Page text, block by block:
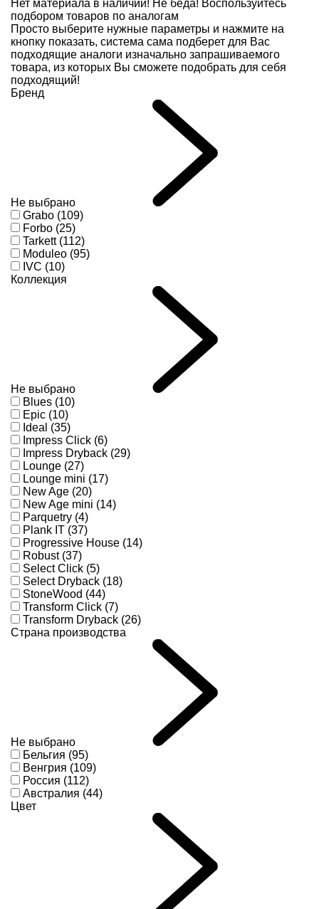
Нет материала в наличии! Не беда! Воспользуйтесь
подбором товаров по аналогам
Просто выберите нужные параметры и нажмите на
кнопку показать, система сама подберет для Вас
подходящие аналоги изначально запрашиваемого
товара, из которых Вы сможете подобрать для себя
подходящий!
Бренд
Не выбрано
Grabo (109)
Forbo (25)
Tarkett (112)
Moduleo (95)
IVC (10)
Коллекция
Не выбрано
Blues (10)
Epic (10)
Ideal (35)
Impress Click (6)
Impress Dryback (29)
Lounge (27)
Lounge mini (17)
New Age (20)
New Age mini (14)
Parquetry (4)
Plank IT (37)
Progressive House (14)
Robust (37)
Select Click (5)
Select Dryback (18)
StoneWood (44)
Transform Click (7)
Transform Dryback (26)
Страна производства
Не выбрано
Бельгия (95)
Венгрия (109)
Россия (112)
Австралия (44)
Цвет